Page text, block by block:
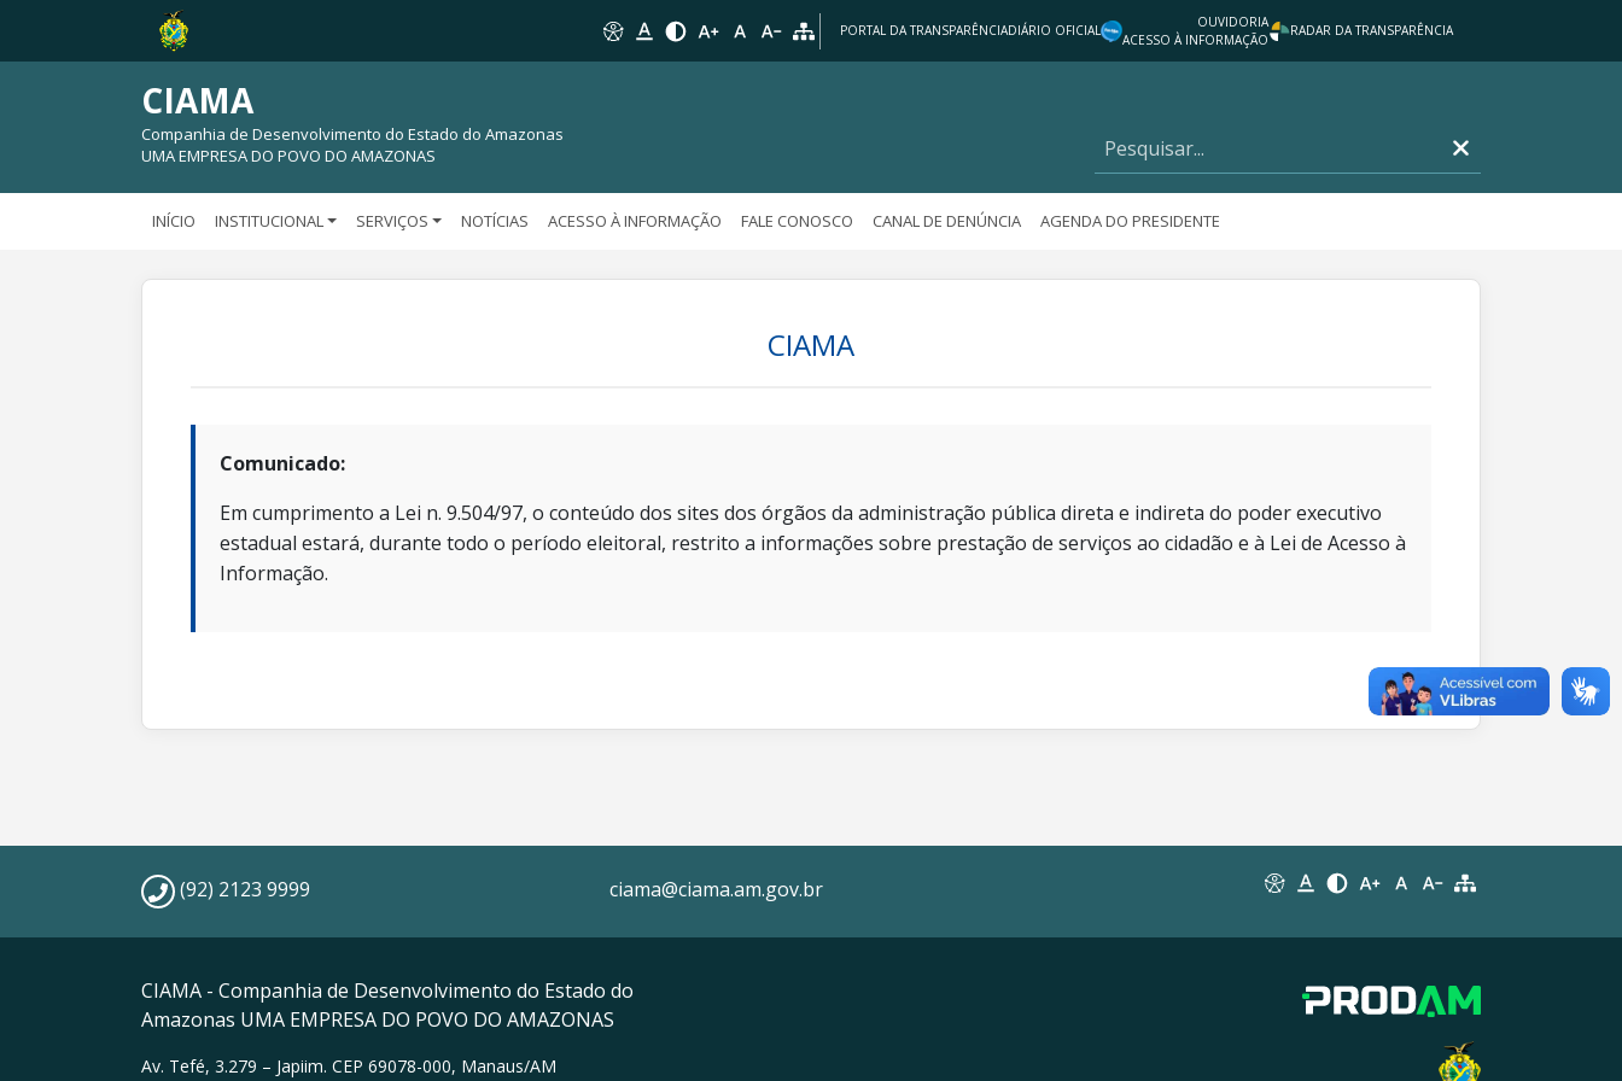
PORTAL DA TRANSPARÊNCIADIÁRIO OFICIAL
OUVIDORIA
ACESSO À INFORMAÇÃO
RADAR DA TRANSPARÊNCIA
CIAMA
Companhia de Desenvolvimento do Estado do Amazonas
UMA EMPRESA DO POVO DO AMAZONAS
INÍCIO INSTITUCIONAL SERVIÇOS NOTÍCIAS ACESSO À INFORMAÇÃO FALE CONOSCO CANAL DE DENÚNCIA AGENDA DO PRESIDENTE
CIAMA
Comunicado:
Em cumprimento a Lei n. 9.504/97, o conteúdo dos sites dos órgãos da administração pública direta e indireta do poder executivo
estadual estará, durante todo o período eleitoral, restrito a informações sobre prestação de serviços ao cidadão e à Lei de Acesso à
Informação.
(92) 2123 9999 ciama@ciama.am.gov.br
CIAMA - Companhia de Desenvolvimento do Estado do
Amazonas UMA EMPRESA DO POVO DO AMAZONAS
Av. Tefé, 3.279 – Japiim. CEP 69078-000, Manaus/AM